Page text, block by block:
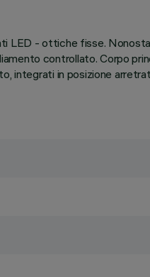
LED - ottiche fisse.
controllato. Corpo
in posizione